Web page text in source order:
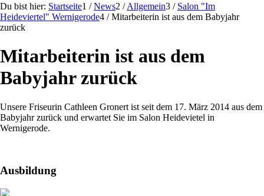
Du bist hier: Startseite1 / News2 / Allgemein3 / Salon "Im
Heideviertel" Wernigerode4 / Mitarbeiterin ist aus dem Babyjahr
zurück
Mitarbeiterin ist aus dem
Babyjahr zurück
Unsere Friseurin Cathleen Gronert ist seit dem 17. März 2014 aus dem
Babyjahr zurück und erwartet Sie im Salon Heidevietel in
Wernigerode.
Ausbildung